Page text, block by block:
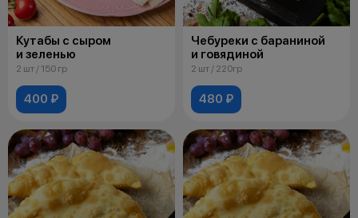
Кутабы с сыром
и зеленью
2 шт / 150 гр
400 ₽
Чебуреки с бараниной
и говядиной
2 шт / 220гр
480 ₽